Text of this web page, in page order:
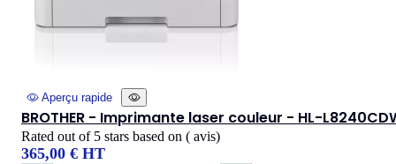
Aperçu rapide
BROTHER - Imprimante laser couleur - HL-
Rated out of 5 stars based on ( avis)
365,00 € HT